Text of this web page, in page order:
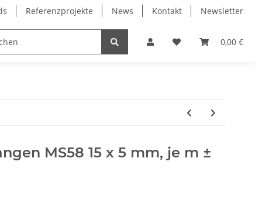
Referenzprojekte News Kontakt Newsletter
0,00 €
Lagertechnik Lineartechnik
MS58 15 x 5 mm, je m ±